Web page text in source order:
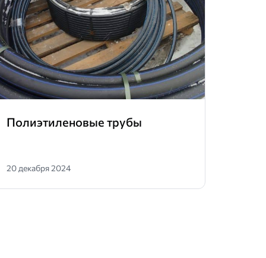
Полиэтиленовые трубы
20 декабря 2024